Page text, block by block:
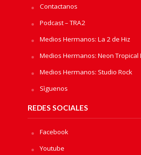
Contactanos
Podcast – TRA2
Medios Hermanos: La 2 de Hiz
Medios Hermanos: Neon Tropical
Medios Hermanos: Studio Rock
Sìguenos
REDES SOCIALES
Facebook
Youtube